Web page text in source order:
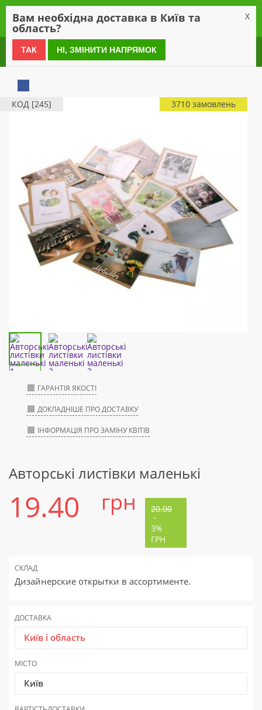
0 800 21 54 55
КОД [245] 3710 замовлень
ГАРАНТІЯ ЯКОСТІ
ДОКЛАДНІШЕ ПРО ДОСТАВКУ
ІНФОРМАЦІЯ ПРО ЗАМІНУ КВІТІВ
Авторські листівки маленькі
19.40 грн 20.00
-
3%
ГРН
СКЛАД
Дизайнерские открытки в ассортименте.
ДОСТАВКА
Київ і область
МІСТО
Київ
Вам необхідна доставка в Київ та
область?
X
ТАК НІ, ЗМІНИТИ НАПРЯМОК